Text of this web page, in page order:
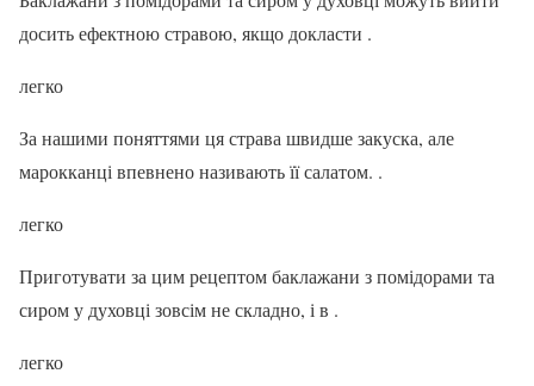
досить ефектною стравою, якщо докласти .
легко
За нашими поняттями ця страва швидше закуска, але
марокканці впевнено називають її салатом. .
легко
Приготувати за цим рецептом баклажани з помідорами та
сиром у духовці зовсім не складно, і в .
легко